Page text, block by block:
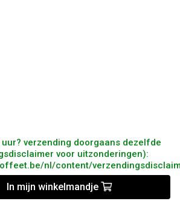
verzending doorgaans dezelfde
voor uitzonderingen):
nl/content/
In mijn winkelmandje